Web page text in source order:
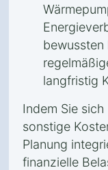
bewussten
langfristig
Indem Sie
sonstige
Planung
finanzielle